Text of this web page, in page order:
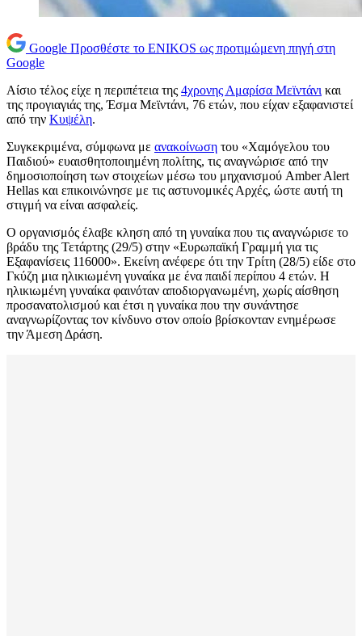
Google Προσθέστε το ENIKOS ως προτιμώμενη πηγή στη
Google
Αίσιο τέλος είχε η περιπέτεια της 4χρονης Αμαρίσα Μεϊντάνι και
της προγιαγιάς της, Έσμα Μεϊντάνι, 76 ετών, που είχαν εξαφανιστεί
από την Κυψέλη.
Συγκεκριμένα, σύμφωνα με ανακοίνωση του «Χαμόγελου του
Παιδιού» ευαισθητοποιημένη πολίτης, τις αναγνώρισε από την
δημοσιοποίηση των στοιχείων μέσω του μηχανισμού Amber Alert
Hellas και επικοινώνησε με τις αστυνομικές Αρχές, ώστε αυτή τη
στιγμή να είναι ασφαλείς.
Ο οργανισμός έλαβε κληση από τη γυναίκα που τις αναγνώρισε το
βράδυ της Τετάρτης (29/5) στην «Ευρωπαϊκή Γραμμή για τις
Εξαφανίσεις 116000». Εκείνη ανέφερε ότι την Τρίτη (28/5) είδε στο
Γκύζη μια ηλικιωμένη γυναίκα με ένα παιδί περίπου 4 ετών. Η
ηλικιωμένη γυναίκα φαινόταν αποδιοργανωμένη, χωρίς αίσθηση
προσανατολισμού και έτσι η γυναίκα που την συνάντησε
αναγνωρίζοντας τον κίνδυνο στον οποίο βρίσκονταν ενημέρωσε
την Άμεση Δράση.